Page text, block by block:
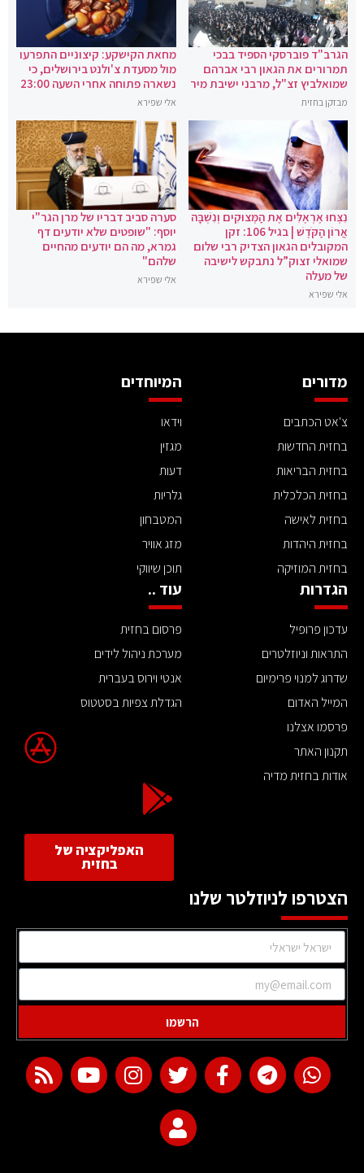
הגרב"ד פוברסקי הספיד בבכי
תמרורים את הגאון רבי אברהם
שמואלביץ זצ"ל, מרבני ישיבת מיר
מבזקן בחזית
מחאת הקישקע: קיצוניים התפרעו
מול מסעדת צ'ולנט בירושלים, כי
נשארה פתוחה אחרי השעה 23:00
אלי שפירא
נִצְּחוּ אֶרְאֶלִּים אֶת הַמְּצוּקִים וְנִשְׁבָּה
אֲרוֹן הַקֹּדֶשׁ | בגיל 106: זקן
המקובלים הגאון הצדיק רבי שלום
שמואלי זצוק”ל נתבקש לישיבה
של מעלה
אלי שפירא
סערה סביב דבריו של מרן הגר"י
יוסף: "שופטים שלא יודעים דף
גמרא, מה הם יודעים מהחיים
שלהם"
אלי שפירא
מדורים
צ'אט הכתבים
בחזית החדשות
בחזית הבריאות
בחזית הכלכלית
בחזית לאישה
בחזית היהדות
בחזית המוזיקה
המיוחדים
וידאו
מגזין
דעות
גלריות
המטבחון
מזג אוויר
תוכן שיווקי
הגדרות
עדכון פרופיל
התראות וניוזלטרים
שדרוג למנוי פרימיום
המייל האדום
פרסמו אצלנו
תקנון האתר
אודות בחזית מדיה
עוד ..
פרסום בחזית
מערכת ניהול לידים
אנטי וירוס בעברית
הגדלת צפיות בסטטוס
האפליקציה של
בחזית
הצטרפו לניוזלטר שלנו
הרשמו